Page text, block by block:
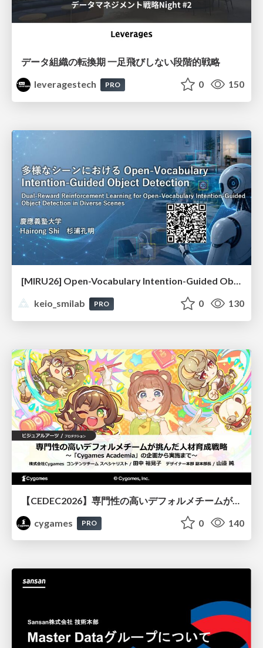
データ組織の転換期 一足飛びしない段階的戦略
leveragestech
PRO 0 150
[MIRU26] Open-Vocabulary Intention-Guided Object Detection in Diverse Scenes
keio_smilab
PRO 0 130
【CEDEC2026】専門性の高いデフォルメチームが挑んだ人材育成戦略 〜Cygames Academiaの企画から実施まで〜
cygames
PRO 0 140